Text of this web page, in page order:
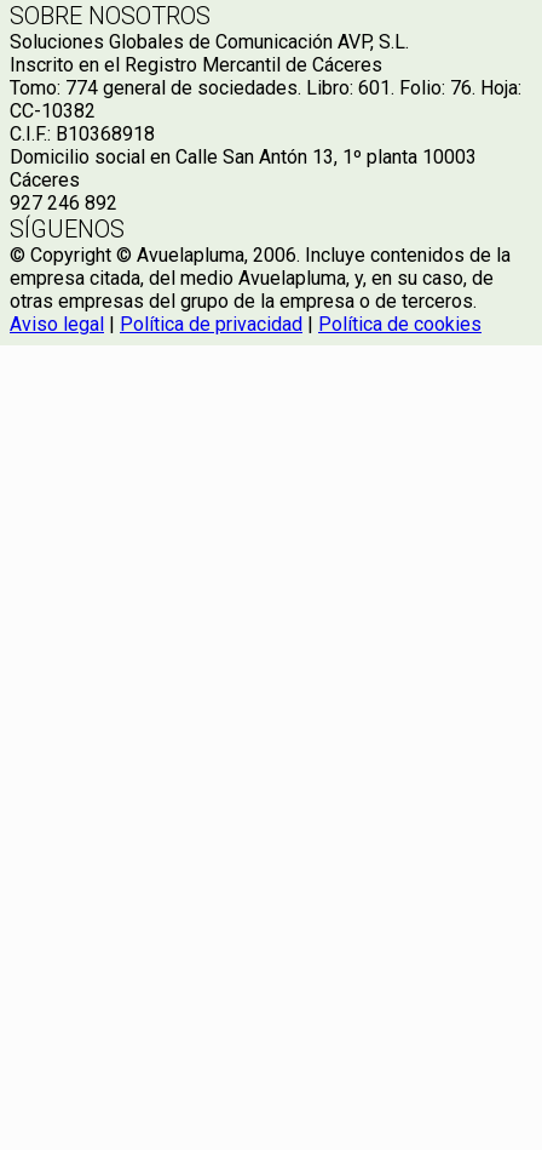
SOBRE NOSOTROS
Soluciones Globales de Comunicación AVP, S.L.
Inscrito en el Registro Mercantil de Cáceres
Tomo: 774 general de sociedades. Libro: 601. Folio: 76. Hoja:
CC-10382
C.I.F.: B10368918
Domicilio social en Calle San Antón 13, 1º planta 10003
Cáceres
927 246 892
SÍGUENOS
© Copyright © Avuelapluma, 2006. Incluye contenidos de la
empresa citada, del medio Avuelapluma, y, en su caso, de
otras empresas del grupo de la empresa o de terceros.
Aviso legal | Política de privacidad | Política de cookies